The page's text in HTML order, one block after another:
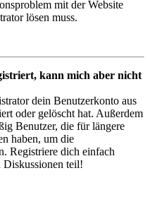
mit der Website
lösen muss.
kann mich aber nicht
dein Benutzerkonto aus
oder gelöscht hat. Außerdem
Benutzer, die für längere
haben, um die
Registriere dich einfach
Diskussionen teil!